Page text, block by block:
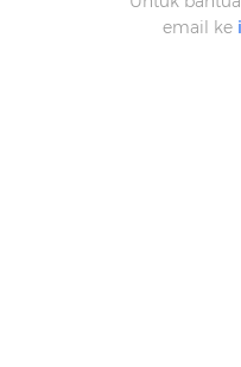
email ke